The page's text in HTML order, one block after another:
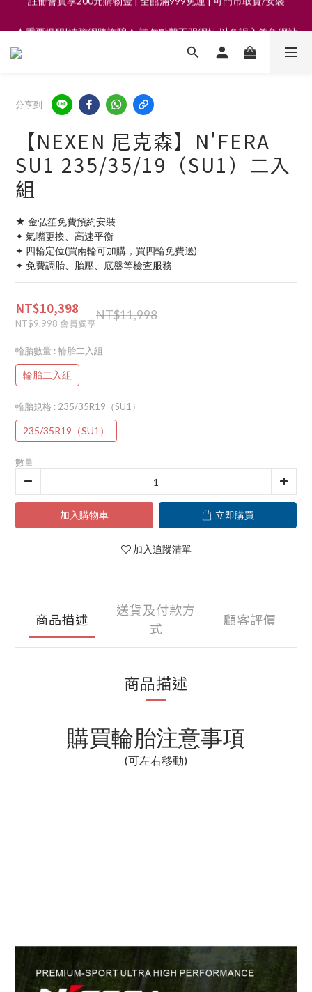
註冊會員享200元購物金 | 全館滿999免運 | 可門市取貨/安裝
分享到
【NEXEN 尼克森】N'FERA
SU1 235/35/19（SU1）二入
組
★ 金弘笙免費預約安裝
✦ 氣嘴更換、高速平衡
✦ 四輪定位(買兩輪可加購，買四輪免費送)
✦ 免費調胎、胎壓、底盤等檢查服務
NT$11,998
NT$10,398
NT$9,998 會員獨享
輪胎數量 : 輪胎二入組
輪胎二入組
輪胎規格 : 235/35R19（SU1）
235/35R19（SU1）
數量
加入購物車 立即購買
加入追蹤清單
商品描述
送貨及付款方
式
顧客評價
商品描述
購買輪胎注意事項
(可左右移動)